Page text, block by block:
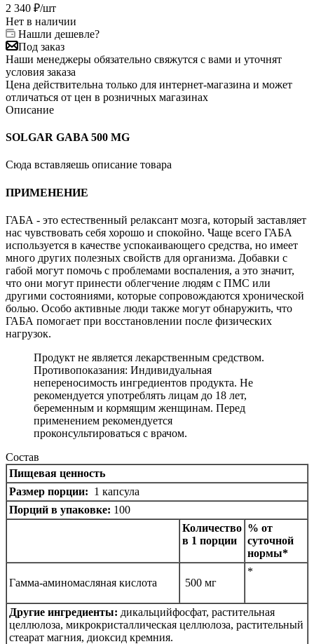
2 340 ₽/шт
Нет в наличии
Нашли дешевле?
Под заказ
Наши менеджеры обязательно свяжутся с вами и уточнят
условия заказа
Цена действительна только для интернет-магазина и может
отличаться от цен в розничных магазинах
Описание
SOLGAR GABA 500 MG
Сюда вставляешь описание товара
ПРИМЕНЕНИЕ
ГАБА - это естественный релаксант мозга, который заставляет
нас чувствовать себя хорошо и спокойно. Чаще всего ГАБА
используется в качестве успокаивающего средства, но имеет
много других полезных свойств для организма. Добавки с
габой могут помочь с проблемами воспаления, а это значит,
что они могут принести облегчение людям с ПМС или
другими состояниями, которые сопровождаются хронической
болью. Особо активные люди также могут обнаружить, что
ГАБА помогает при восстановлении после физических
нагрузок.
Продукт не является лекарственным средством.
Противопоказания: Индивидуальная
непереносимость ингредиентов продукта. Не
рекомендуется употреблять лицам до 18 лет,
беременным и кормящим женщинам. Перед
применением рекомендуется
проконсультироваться с врачом.
Состав
Пищевая ценность
Размер порции: 1 капсула
Порций в упаковке: 100
Количество
в 1 порции
% от
суточной
нормы*
Гамма-аминомасляная кислота 500 мг
*
Другие ингредиенты: дикальцийфосфат, растительная
целлюлоза, микрокристаллическая целлюлоза, растительный
стеарат магния, диоксид кремния.